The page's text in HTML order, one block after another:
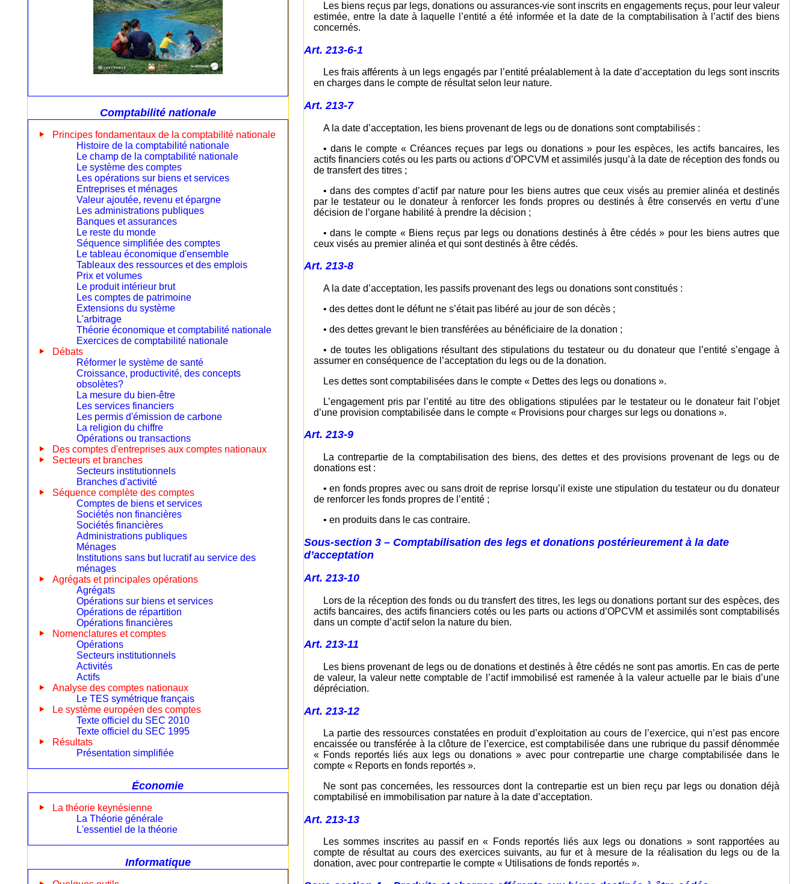
Les biens reçus par legs, donations ou assurances-vie sont inscrits en engagements reçus, pour leur valeur
estimée, entre la date à laquelle l’entité a été informée et la date de la comptabilisation à l’actif des biens
concernés.
Art. 213-6-1
Les frais afférents à un legs engagés par l’entité préalablement à la date d’acceptation du legs sont inscrits
en charges dans le compte de résultat selon leur nature.
Art. 213-7
A la date d’acceptation, les biens provenant de legs ou de donations sont comptabilisés :
• dans le compte « Créances reçues par legs ou donations » pour les espèces, les actifs bancaires, les
actifs financiers cotés ou les parts ou actions d’OPCVM et assimilés jusqu’à la date de réception des fonds ou
de transfert des titres ;
• dans des comptes d’actif par nature pour les biens autres que ceux visés au premier alinéa et destinés
par le testateur ou le donateur à renforcer les fonds propres ou destinés à être conservés en vertu d’une
décision de l’organe habilité à prendre la décision ;
• dans le compte « Biens reçus par legs ou donations destinés à être cédés » pour les biens autres que
ceux visés au premier alinéa et qui sont destinés à être cédés.
Art. 213-8
A la date d’acceptation, les passifs provenant des legs ou donations sont constitués :
• des dettes dont le défunt ne s’était pas libéré au jour de son décès ;
• des dettes grevant le bien transférées au bénéficiaire de la donation ;
• de toutes les obligations résultant des stipulations du testateur ou du donateur que l’entité s’engage à
assumer en conséquence de l’acceptation du legs ou de la donation.
Les dettes sont comptabilisées dans le compte « Dettes des legs ou donations ».
L’engagement pris par l’entité au titre des obligations stipulées par le testateur ou le donateur fait l’objet
d’une provision comptabilisée dans le compte « Provisions pour charges sur legs ou donations ».
Art. 213-9
La contrepartie de la comptabilisation des biens, des dettes et des provisions provenant de legs ou de
donations est :
• en fonds propres avec ou sans droit de reprise lorsqu’il existe une stipulation du testateur ou du donateur
de renforcer les fonds propres de l’entité ;
• en produits dans le cas contraire.
Sous-section 3 – Comptabilisation des legs et donations postérieurement à la date
d’acceptation
Art. 213-10
Lors de la réception des fonds ou du transfert des titres, les legs ou donations portant sur des espèces, des
actifs bancaires, des actifs financiers cotés ou les parts ou actions d’OPCVM et assimilés sont comptabilisés
dans un compte d’actif selon la nature du bien.
Art. 213-11
Les biens provenant de legs ou de donations et destinés à être cédés ne sont pas amortis. En cas de perte
de valeur, la valeur nette comptable de l’actif immobilisé est ramenée à la valeur actuelle par le biais d’une
dépréciation.
Art. 213-12
La partie des ressources constatées en produit d’exploitation au cours de l’exercice, qui n’est pas encore
encaissée ou transférée à la clôture de l’exercice, est comptabilisée dans une rubrique du passif dénommée
« Fonds reportés liés aux legs ou donations » avec pour contrepartie une charge comptabilisée dans le
compte « Reports en fonds reportés ».
Ne sont pas concernées, les ressources dont la contrepartie est un bien reçu par legs ou donation déjà
comptabilisé en immobilisation par nature à la date d’acceptation.
Art. 213-13
Les sommes inscrites au passif en « Fonds reportés liés aux legs ou donations » sont rapportées au
compte de résultat au cours des exercices suivants, au fur et à mesure de la réalisation du legs ou de la
donation, avec pour contrepartie le compte « Utilisations de fonds reportés ».
Comptabilité nationale
Principes fondamentaux de la comptabilité nationale
Histoire de la comptabilité nationale
Le champ de la comptabilité nationale
Le système des comptes
Les opérations sur biens et services
Entreprises et ménages
Valeur ajoutée, revenu et épargne
Les administrations publiques
Banques et assurances
Le reste du monde
Séquence simplifiée des comptes
Le tableau économique d'ensemble
Tableaux des ressources et des emplois
Prix et volumes
Le produit intérieur brut
Les comptes de patrimoine
Extensions du système
L'arbitrage
Théorie économique et comptabilité nationale
Exercices de comptabilité nationale
Débats
Réformer le système de santé
Croissance, productivité, des concepts
obsolètes?
La mesure du bien-être
Les services financiers
Les permis d'émission de carbone
La religion du chiffre
Opérations ou transactions
Des comptes d'entreprises aux comptes nationaux
Secteurs et branches
Secteurs institutionnels
Branches d'activité
Séquence complète des comptes
Comptes de biens et services
Sociétés non financières
Sociétés financières
Administrations publiques
Ménages
Institutions sans but lucratif au service des
ménages
Agrégats et principales opérations
Agrégats
Opérations sur biens et services
Opérations de répartition
Opérations financières
Nomenclatures et comptes
Opérations
Secteurs institutionnels
Activités
Actifs
Analyse des comptes nationaux
Le TES symétrique français
Le système européen des comptes
Texte officiel du SEC 2010
Texte officiel du SEC 1995
Résultats
Présentation simplifiée
Économie
La théorie keynésienne
La Théorie générale
L'essentiel de la théorie
Informatique